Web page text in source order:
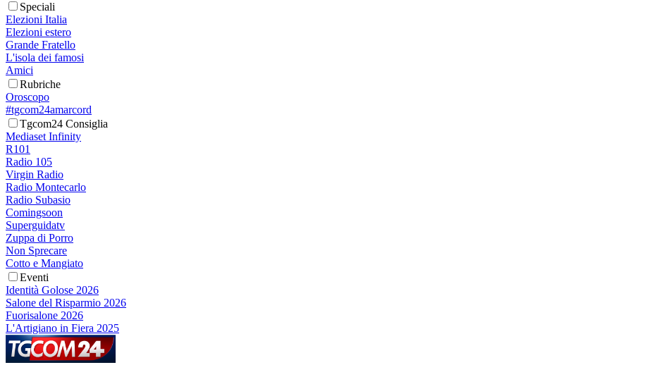
Speciali
Elezioni Italia
Elezioni estero
Grande Fratello
L'isola dei famosi
Amici
Rubriche
Oroscopo
#tgcom24amarcord
Tgcom24 Consiglia
Mediaset Infinity
R101
Radio 105
Virgin Radio
Radio Montecarlo
Radio Subasio
Comingsoon
Superguidatv
Zuppa di Porro
Non Sprecare
Cotto e Mangiato
Eventi
Identità Golose 2026
Salone del Risparmio 2026
Fuorisalone 2026
L'Artigiano in Fiera 2025